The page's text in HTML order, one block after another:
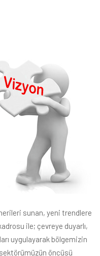
sunan, yeni trendlere
ile; çevreye duyarlı,
uygulayarak bölgemizin
öncüsü